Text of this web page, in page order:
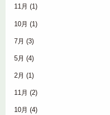
11月 (1)
10月 (1)
7月 (3)
5月 (4)
2月 (1)
11月 (2)
10月 (4)